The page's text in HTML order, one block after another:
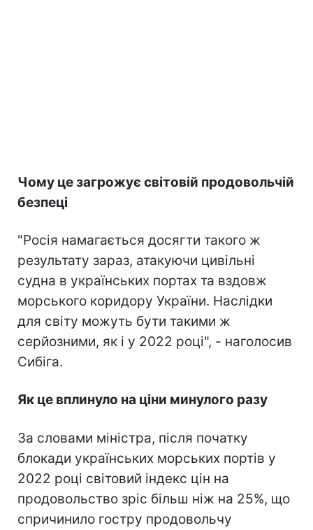
Чому це загрожує світовій продовольчій
безпеці
"Росія намагається досягти такого ж
результату зараз, атакуючи цивільні
судна в українських портах та вздовж
морського коридору України. Наслідки
для світу можуть бути такими ж
серйозними, як і у 2022 році", - наголосив
Сибіга.
Як це вплинуло на ціни минулого разу
За словами міністра, після початку
блокади українських морських портів у
2022 році світовий індекс цін на
продовольство зріс більш ніж на 25%, що
спричинило гостру продовольчу